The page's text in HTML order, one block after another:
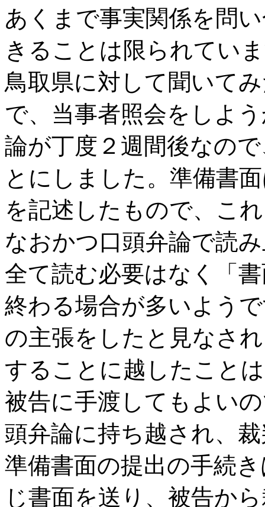
あくまで事実関係を問
きることは限られてい
鳥取県に対して聞いて
で、当事者照会をしよ
論が丁度２週間後なの
とにしました。準備書
を記述したもので、こ
なおかつ口頭弁論で読
全て読む必要はなく「
終わる場合が多いよう
の主張をしたと見なさ
することに越したこと
被告に手渡してもよい
頭弁論に持ち越され、
準備書面の提出の手続
じ書面を送り、被告か